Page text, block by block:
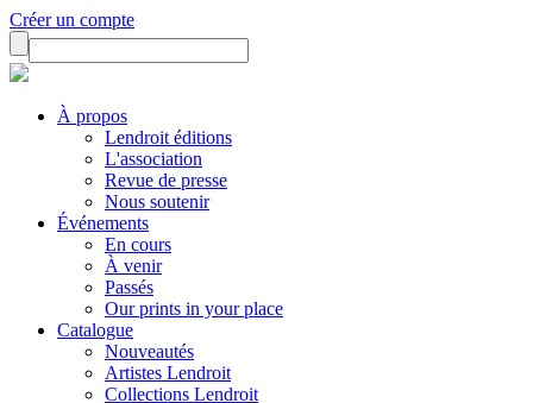
Créer un compte
À propos
Lendroit éditions
L'association
Revue de presse
Nous soutenir
Événements
En cours
À venir
Passés
Our prints in your place
Catalogue
Nouveautés
Artistes Lendroit
Collections Lendroit